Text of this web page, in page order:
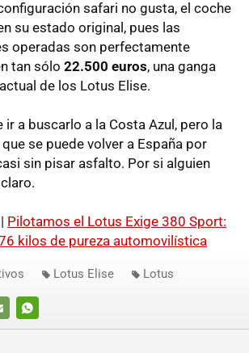
safari no gusta, el coche
su estado original, pues las
operadas son perfectamente
tan sólo 22.500 euros, una ganga
de los Lotus Elise.
ir a buscarlo a la Costa Azul, pero la
se puede volver a España por
sin pisar asfalto. Por si alguien
Pilotamos el Lotus Exige 380 Sport:
kilos de pureza automovilística
WHATSAPP
Lotus Elise Lotus